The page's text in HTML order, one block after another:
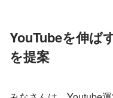
YouTubeを伸ば
を提案